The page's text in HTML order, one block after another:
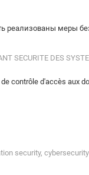
меры
SECURITE DES
contrôle d'accès aux
security,